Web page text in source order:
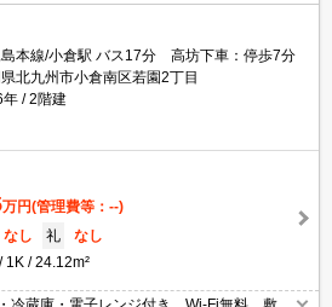
島本線/小倉駅 バス17分 高坊下車：停歩7分
北九州市小倉南区若園2丁目
年
2階建
万円(管理費等：--)
なし 礼
なし
1K 24.12m²